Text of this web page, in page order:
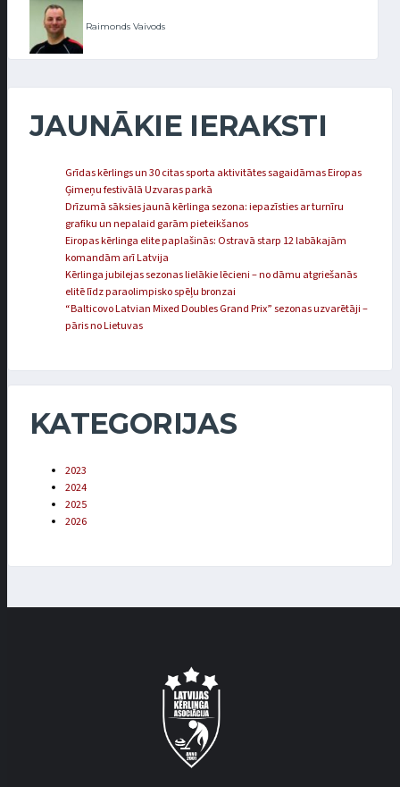
Raimonds Vaivods
JAUNĀKIE IERAKSTI
Grīdas kērlings un 30 citas sporta aktivitātes sagaidāmas Eiropas
Ģimeņu festivālā Uzvaras parkā
Drīzumā sāksies jaunā kērlinga sezona: iepazīsties ar turnīru
grafiku un nepalaid garām pieteikšanos
Eiropas kērlinga elite paplašinās: Ostravā starp 12 labākajām
komandām arī Latvija
Kērlinga jubilejas sezonas lielākie lēcieni – no dāmu atgriešanās
elitē līdz paraolimpisko spēļu bronzai
“Balticovo Latvian Mixed Doubles Grand Prix” sezonas uzvarētāji –
pāris no Lietuvas
KATEGORIJAS
2023
2024
2025
2026